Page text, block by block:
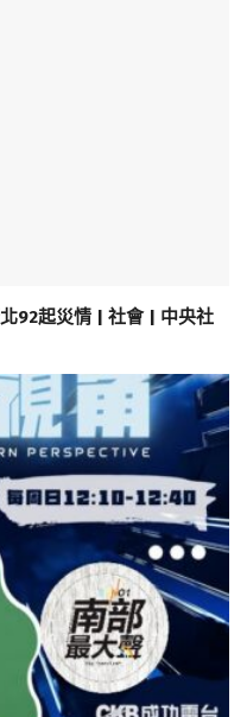
92起災情 | 社會 | 中央社